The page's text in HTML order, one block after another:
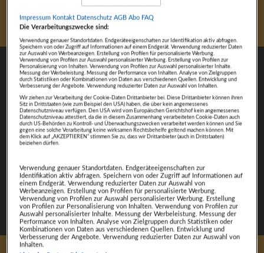
des Jahres.
Impressum Kontakt Datenschutz AGB Abo FAQ
Die Verarbeitungszwecke sind:
Verwendung genauer Standortdaten. Endgeräteeigenschaften zur Identifikation aktiv abfragen.
Speichern von oder Zugriff auf Informationen auf einem Endgerät. Verwendung reduzierter Daten
zur Auswahl von Werbeanzeigen. Erstellung von Profilen für personalisierte Werbung.
Verwendung von Profilen zur Auswahl personalisierter Werbung. Erstellung von Profilen zur
Personalisierung von Inhalten. Verwendung von Profilen zur Auswahl personalisierter Inhalte.
Messung der Werbeleistung. Messung der Performance von Inhalten. Analyse von Zielgruppen
durch Statistiken oder Kombinationen von Daten aus verschiedenen Quellen. Entwicklung und
Verbesserung der Angebote. Verwendung reduzierter Daten zur Auswahl von Inhalten.
Wir ziehen zur Verarbeitung der Cookie-Daten Drittanbieter bei. Diese Drittanbieter können ihren
Sitz in Drittstaaten (wie zum Beispiel den USA) haben, die über kein angemessenes
Datenschutzniveau verfügen. Den USA wird vom Europäischen Gerichtshof kein angemessenes
Datenschutzniveau attestiert, da die in diesem Zusammenhang verarbeiteten Cookie-Daten auch
durch US-Behörden zu Kontroll- und Überwachungszwecken verarbeitet werden können und Sie
gegen eine solche Verarbeitung keine wirksamen Rechtsbehelfe geltend machen können. Mit
dem Klick auf „AKZEPTIEREN“ stimmen Sie zu, dass wir Drittanbieter (auch in Drittstaaten)
beiziehen dürfen.
Verwendung genauer Standortdaten. Endgeräteeigenschaften zur
Identifikation aktiv abfragen. Speichern von oder Zugriff auf Informationen auf
einem Endgerät. Verwendung reduzierter Daten zur Auswahl von
Werbeanzeigen. Erstellung von Profilen für personalisierte Werbung.
Verwendung von Profilen zur Auswahl personalisierter Werbung. Erstellung
von Profilen zur Personalisierung von Inhalten. Verwendung von Profilen zur
Auswahl personalisierter Inhalte. Messung der Werbeleistung. Messung der
Performance von Inhalten. Analyse von Zielgruppen durch Statistiken oder
Kombinationen von Daten aus verschiedenen Quellen. Entwicklung und
Verbesserung der Angebote. Verwendung reduzierter Daten zur Auswahl von
Inhalten.